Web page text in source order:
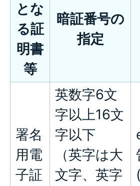
とな
る証
明書
等
暗証番号の
指定
署名
用電
子証
英数字6文
字以上16文
字以下
（英字は大
文字、英字